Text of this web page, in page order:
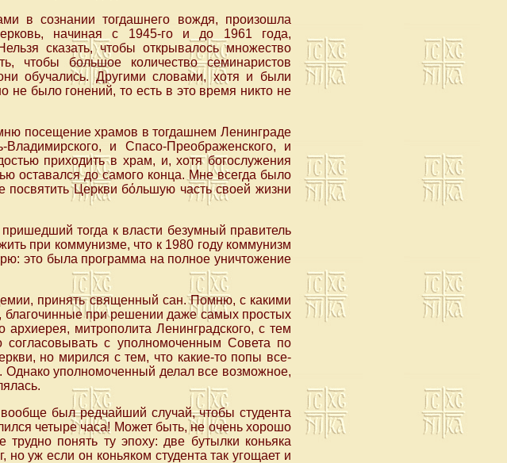
в сознании тогдашнего вождя, произошла
начиная с 1945-го и до 1961 года,
сказать, чтобы открывалось множество
чтобы большое количество семинаристов
обучались. Другими словами, хотя и были
не было гонений, то есть в это время никто не
посещение храмов в тогдашнем Ленинграде
и Спасо-Преображенского, и
приходить в храм, и, хотя богослужения
оставался до самого конца. Мне всегда было
посвятить Церкви бόльшую часть своей жизни
тогда к власти безумный правитель
при коммунизме, что к 1980 году коммунизм
это была программа на полное уничтожение
принять священный сан. Помню, с какими
благочинные при решении даже самых простых
митрополита Ленинградского, с тем
с уполномоченным Совета по
но мирился с тем, что какие-то попы все-
Однако уполномоченный делал все возможное,
был редчайший случай, чтобы студента
четыре часа! Может быть, не очень хорошо
понять ту эпоху: две бутылки коньяка
уж если он коньяком студента так угощает и